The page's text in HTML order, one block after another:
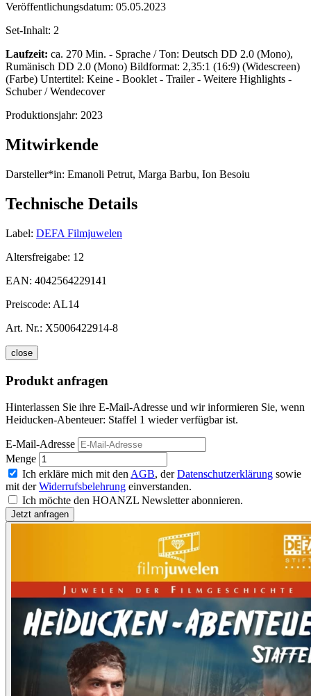
Veröffentlichungsdatum: 05.05.2023
Set-Inhalt: 2
Laufzeit: ca. 270 Min. - Sprache / Ton: Deutsch DD 2.0 (Mono),
Rumänisch DD 2.0 (Mono) Bildformat: 2,35:1 (16:9) (Widescreen)
(Farbe) Untertitel: Keine - Booklet - Trailer - Weitere Highlights -
Schuber / Wendecover
Produktionsjahr: 2023
Mitwirkende
Darsteller*in: Emanoli Petrut, Marga Barbu, Ion Besoiu
Technische Details
Label: DEFA Filmjuwelen
Altersfreigabe: 12
EAN: 4042564229141
Preiscode: AL14
Art. Nr.: X5006422914-8
close
Produkt anfragen
Hinterlassen Sie ihre E-Mail-Adresse und wir informieren Sie, wenn
Heiducken-Abenteuer: Staffel 1 wieder verfügbar ist.
E-Mail-Adresse
Menge
Ich erkläre mich mit den AGB, derDatenschutzerklärung sowie
mit derWiderrufsbelehrung einverstanden.
Ich möchte den HOANZL Newsletter abonnieren.